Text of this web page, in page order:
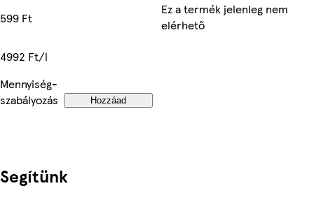
599 Ft
4992 Ft/l
Mennyiség-
szabályozás
Hozzáad
Ez a termék jelenleg nem
elérhető
Segítünk